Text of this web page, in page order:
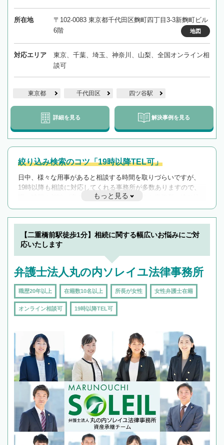
所在地
〒102-0083 東京都千代田区麴町四丁目3-3新麴町ビル
6階
地図
対応エリア
東京、千葉、埼玉、神奈川、山梨、全国オンライン相
談可
東京都 千代田区 四ツ谷駅
詳細を見る 解決事例を見る
絞り込み検索のコツ「19時以降TEL可」
日中、様々な用事があると相談する時間を取りづらいですが、
19時以降も相談に対応してくれる事務所が多数ありますので、
遅い時間の相談が増えそうな場合はそのような事務所に絞り込
んで検索してみましょう。
19時以降TEL可の条件
を加えて再検索
もっと見る
【二重橋前駅徒歩1分】相続に関する幅広いお悩みにご対
応いたします
弁護士法人丸の内ソレイユ法律事務所
職歴20年以上 在籍数10名以上 所長が女性 女性弁護士在籍
オンライン相談可 19時以降TEL可